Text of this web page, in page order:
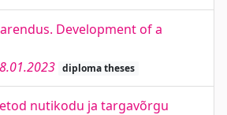
Development of a
diploma theses
nutikodu ja targavõrgu